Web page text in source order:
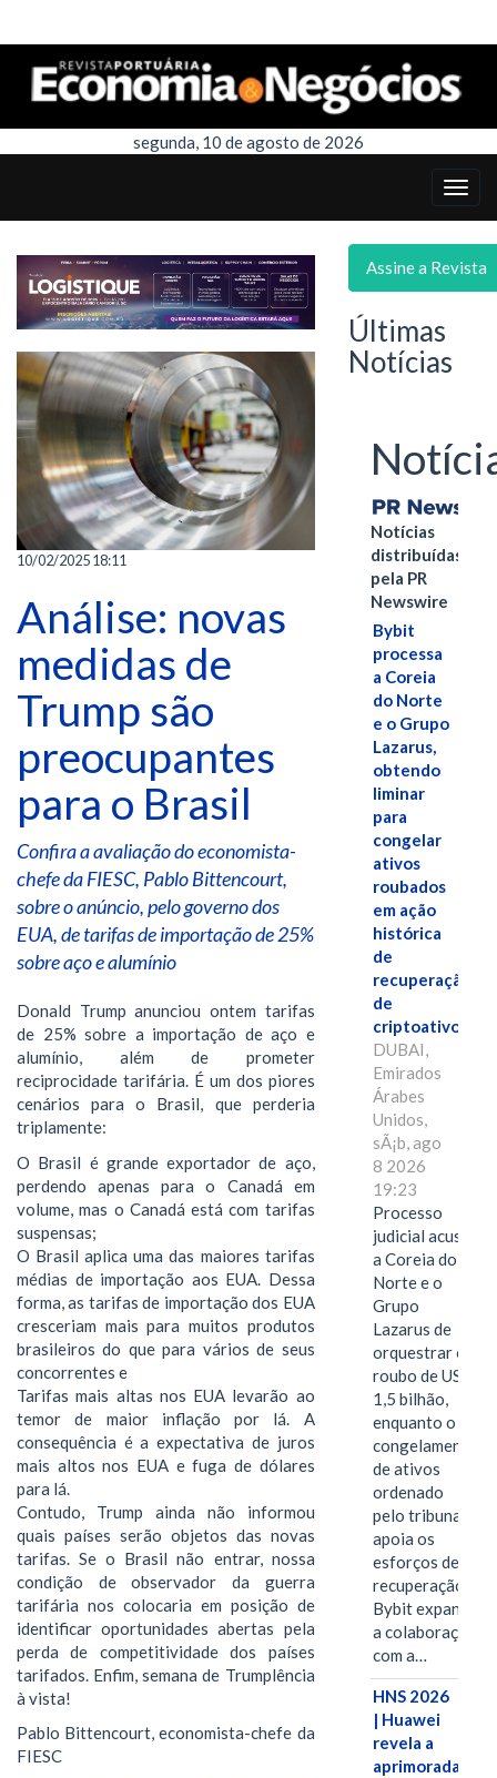
segunda, 10 de agosto de 2026
10/02/2025 18:11
Análise: novas
medidas de
Trump são
preocupantes
para o Brasil
Confira a avaliação do economista-
chefe da FIESC, Pablo Bittencourt,
sobre o anúncio, pelo governo dos
EUA, de tarifas de importação de 25%
sobre aço e alumínio
Donald Trump anunciou ontem tarifas
de 25% sobre a importação de aço e
alumínio, além de prometer
reciprocidade tarifária. É um dos piores
cenários para o Brasil, que perderia
triplamente:
O Brasil é grande exportador de aço,
perdendo apenas para o Canadá em
volume, mas o Canadá está com tarifas
suspensas;
O Brasil aplica uma das maiores tarifas
médias de importação aos EUA. Dessa
forma, as tarifas de importação dos EUA
cresceriam mais para muitos produtos
brasileiros do que para vários de seus
concorrentes e
Tarifas mais altas nos EUA levarão ao
temor de maior inflação por lá. A
consequência é a expectativa de juros
mais altos nos EUA e fuga de dólares
para lá.
Contudo, Trump ainda não informou
quais países serão objetos das novas
tarifas. Se o Brasil não entrar, nossa
condição de observador da guerra
tarifária nos colocaria em posição de
identificar oportunidades abertas pela
perda de competitividade dos países
tarifados. Enfim, semana de Trumplência
à vista!
Pablo Bittencourt, economista-chefe da
FIESC
Assine a Revista
Últimas
Notícias
Notícias
distribuídas
pela PR
Newswire
Bybit
processa
a Coreia
do Norte
e o Grupo
Lazarus,
obtendo
liminar
para
congelar
ativos
roubados
em ação
histórica
de
recuperação
de
criptoativos
DUBAI,
Emirados
Árabes
Unidos,
sÃ¡b, ago
8 2026
19:23
Processo
judicial acusa
a Coreia do
Norte e o
Grupo
Lazarus de
orquestrar o
roubo de US$
1,5 bilhão,
enquanto o
congelamento
de ativos
ordenado
pelo tribunal
apoia os
esforços de
recuperação e
Bybit expande
a colaboração
com a…
HNS 2026
| Huawei
revela a
aprimorada